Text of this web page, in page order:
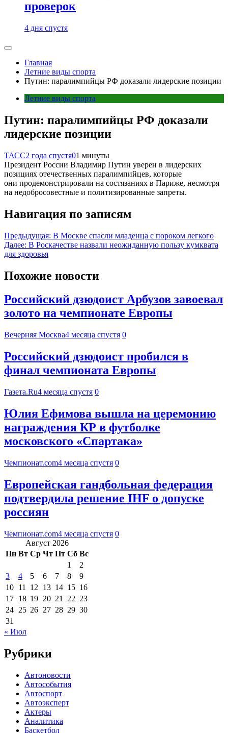
проверок
4 дня спустя
Главная
Летние виды спорта
Путин: паралимпийцы РФ доказали лидерские позиции
Летние виды спорта
Путин: паралимпийцы РФ доказали
лидерские позиции
ТАСС2 года спустя01 минуты
Президент России Владимир Путин уверен в лидерских
позициях отечественных паралимпийцев, которые
они продемонстрировали на состязаниях в Париже, несмотря
на недобросовестные и политизированные запреты.
Навигация по записям
Предыдущая: В Москве спасли младенца с пороком легкого
Далее: В Роскачестве назвали неожиданную пользу кумквата
для здоровья
Похожие новости
Российский дзюдоист Арбузов завоевал
золото на чемпионате Европы
Вечерняя Москва4 месяца спустя 0
Российский дзюдоист пробился в
финал чемпионата Европы
Газета.Ru4 месяца спустя 0
Юлия Ефимова вышла на церемонию
награждения КР в футболке
московского «Спартака»
Чемпионат.com4 месяца спустя 0
Европейская гандбольная федерация
подтвердила решение IHF о допуске
россиян
Чемпионат.com4 месяца спустя 0
Август 2026
Пн Вт Ср Чт Пт Сб Вс
1
2
3
4 5 6 7 8
9
10 11 12 13 14 15 16
17 18 19 20 21 22 23
24 25 26 27 28 29 30
31
« Июл
Рубрики
Автоновости
Автособытия
Автоспорт
Автоэксперт
Актеры
Аналитика
Баскетбол